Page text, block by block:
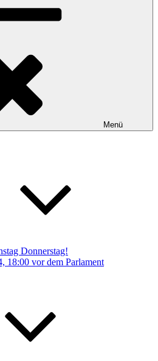
Menü
Donnerstag!
18:00 vor dem Parlament